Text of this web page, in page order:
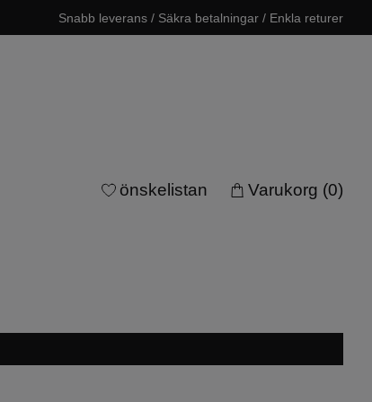
Snabb leverans / Säkra betalningar / Enkla returer
önskelistan Varukorg (0)